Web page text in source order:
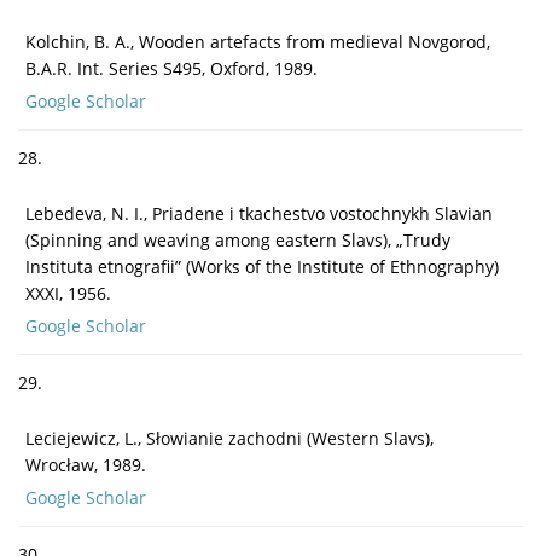
Kolchin, B. A., Wooden artefacts from medieval Novgorod,
B.A.R. Int. Series S495, Oxford, 1989.
Google Scholar
28.
Lebedeva, N. I., Priadene i tkachestvo vostochnykh Slavian
(Spinning and weaving among eastern Slavs), „Trudy
Instituta etnografii” (Works of the Institute of Ethnography)
XXXI, 1956.
Google Scholar
29.
Leciejewicz, L., Słowianie zachodni (Western Slavs),
Wrocław, 1989.
Google Scholar